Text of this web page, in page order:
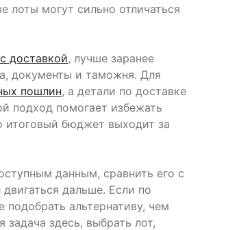
лоты могут сильно отличаться
доставкой, лучше заранее
документы и таможня. Для
пошлин, а детали по доставке
подход помогает избежать
итоговый бюджет выходит за
данным, сравнить его с
дальше. Если по
альтернативу, чем
здесь, выбрать лот,